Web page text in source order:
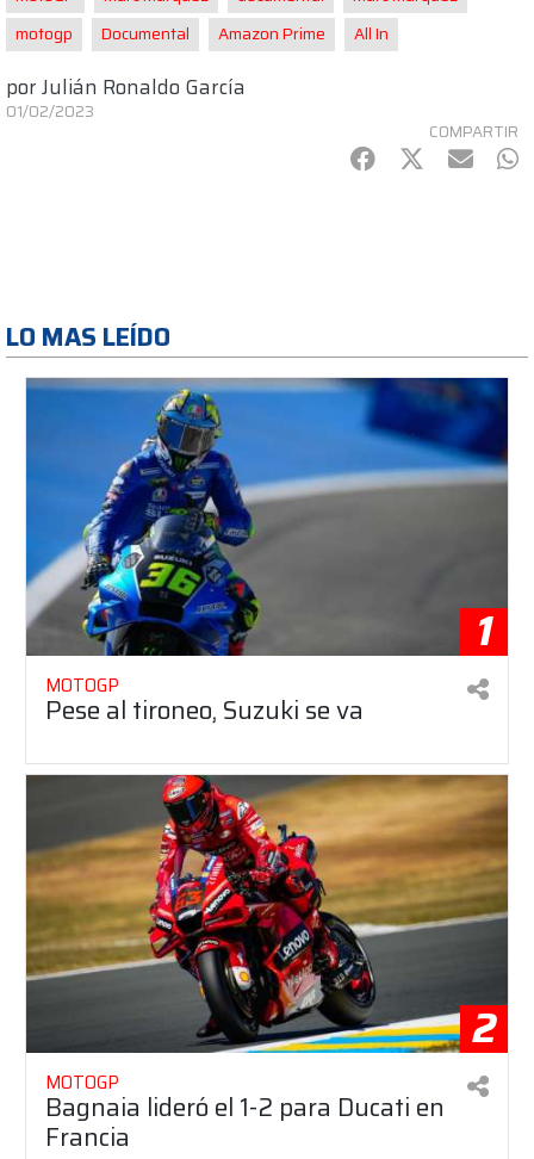
motogp
Documental Amazon Prime All In
porJulián Ronaldo García
01/02/2023
COMPARTIR
Facebook
Twitter
mail
LO MAS LEÍDO
1
MOTOGP
Pese al tironeo, Suzuki se va
2
MOTOGP
Bagnaia lideró el 1-2 para Ducati en
Francia